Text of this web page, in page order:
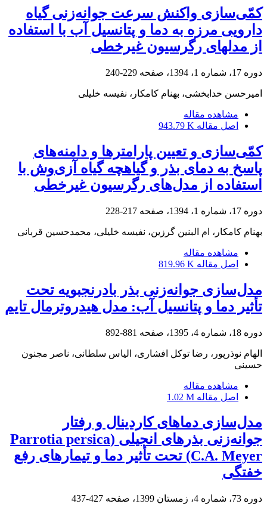
کمّی‌سازی واکنش سرعت جوانه‌زنی گیاه
دارویی مرزه به دما و پتانسیل‏ آب با استفاده
از مدل‏های رگرسیون غیرخطی
دوره 17، شماره 1، 1394، صفحه 229-240
امیرحسن خدابخشی، بهنام کامکار، نفیسه خلیلی
مشاهده مقاله
اصل مقاله 943.79 K
کمّی‌سازی و تعیین پارامترها و دامنه‌های
پاسخ به دمای بذر و گیاهچه گیاه آزی‌وش با
استفاده از مدل‌های رگرسیون غیرخطی
دوره 17، شماره 1، 1394، صفحه 217-228
بهنام کامکار، ام البنین گرزین، نفیسه خلیلی، محمدحسین قربانی
مشاهده مقاله
اصل مقاله 819.96 K
مدل‌سازی جوانه‌زنی بذر بادرنجبویه تحت
تأثیر دما و پتانسیل آب: مدل هیدروترمال تایم
دوره 18، شماره 4، 1395، صفحه 881-892
الهام نوذرپور، رضا توکل افشاری، الیاس سلطانی، ناصر مجنون
حسینی
مشاهده مقاله
اصل مقاله 1.02 M
مدل‌سازی دماهای کاردینال و رفتار
جوانه‌زنی بذرهای انجیلی (Parrotia persica
C.A. Meyer) تحت تأثیر دما و تیمارهای رفع
خفتگی
دوره 73، شماره 4، زمستان 1399، صفحه 427-437